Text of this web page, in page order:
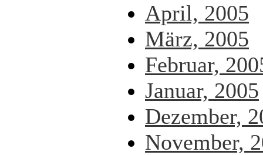
April, 2005
März, 2005
Februar,
Januar, 2005
Dezember,
November,